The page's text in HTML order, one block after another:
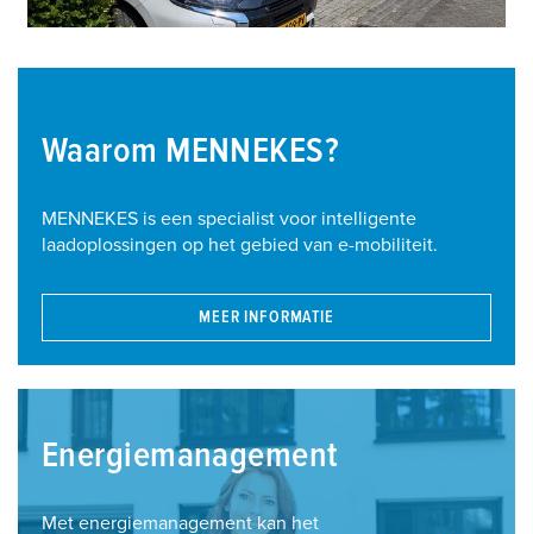
Waarom MENNEKES?
MENNEKES is een specialist voor intelligente
laadoplossingen op het gebied van e-mobiliteit.
MEER INFORMATIE
Energiemanagement
Met energiemanagement kan het